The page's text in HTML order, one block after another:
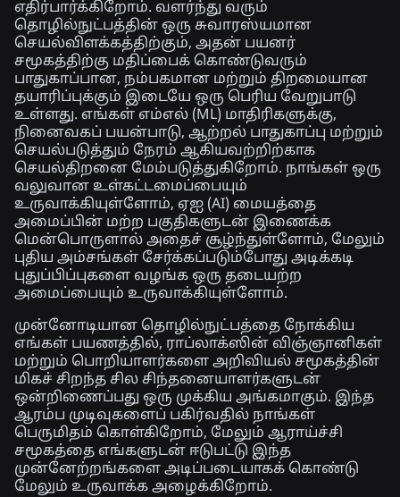
எதிர்பார்க்கிறோம். வளர்ந்து வரும்
தொழில்நுட்பத்தின் ஒரு சுவாரஸ்யமான
செயல்விளக்கத்திற்கும், அதன் பயனர்
சமூகத்திற்கு மதிப்பைக் கொண்டுவரும்
பாதுகாப்பான, நம்பகமான மற்றும் திறமையான
தயாரிப்புக்கும் இடையே ஒரு பெரிய வேறுபாடு
உள்ளது. எங்கள் எம்எல் (ML) மாதிரிகளுக்கு,
நினைவகப் பயன்பாடு, ஆற்றல் பாதுகாப்பு மற்றும்
செயல்படுத்தும் நேரம் ஆகியவற்றிற்காக
செயல்திறனை மேம்படுத்துகிறோம். நாங்கள் ஒரு
வலுவான உள்கட்டமைப்பையும்
உருவாக்கியுள்ளோம், ஏஐ (AI) மையத்தை
அமைப்பின் மற்ற பகுதிகளுடன் இணைக்க
மென்பொருளால் அதைச் சூழ்ந்துள்ளோம், மேலும்
புதிய அம்சங்கள் சேர்க்கப்படும்போது அடிக்கடி
புதுப்பிப்புகளை வழங்க ஒரு தடையற்ற
அமைப்பையும் உருவாக்கியுள்ளோம்.
முன்னோடியான தொழில்நுட்பத்தை நோக்கிய
எங்கள் பயணத்தில், ராப்லாக்ஸின் விஞ்ஞானிகள்
மற்றும் பொறியாளர்களை அறிவியல் சமூகத்தின்
மிகச் சிறந்த சில சிந்தனையாளர்களுடன்
ஒன்றிணைப்பது ஒரு முக்கிய அங்கமாகும். இந்த
ஆரம்ப முடிவுகளைப் பகிர்வதில் நாங்கள்
பெருமிதம் கொள்கிறோம், மேலும் ஆராய்ச்சி
சமூகத்தை எங்களுடன் ஈடுபட்டு இந்த
முன்னேற்றங்களை அடிப்படையாகக் கொண்டு
மேலும் உருவாக்க அழைக்கிறோம்.